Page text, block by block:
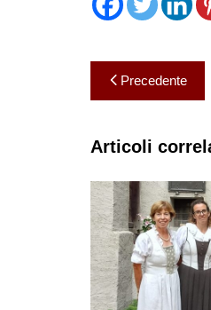
articoli
Precedente
Articoli